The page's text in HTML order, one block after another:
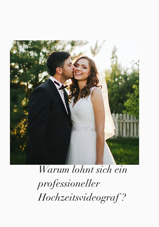
Warum lohnt sich ein
professioneller
Hochzeitsvideograf ?